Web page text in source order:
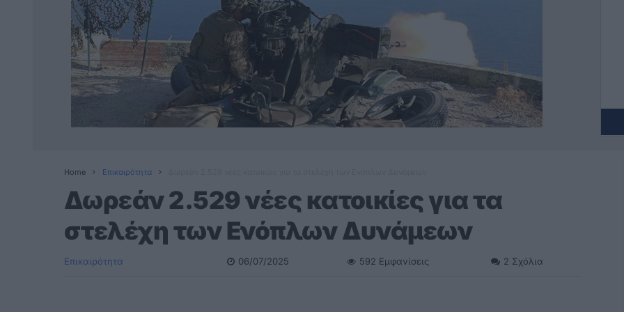
Home Επικαιρότητα
Δωρεάν 2.529 νέες κατοικίες για τα
στελέχη των Ενόπλων Δυνάμεων
Επικαιρότητα 06/07/2025 592 Εμφανίσεις 2 Σχόλια